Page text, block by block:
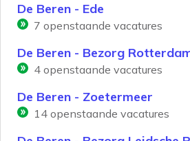
De Beren - Ede
7 openstaande vacatures
De Beren - Bezorg
4 openstaande vacatures
De Beren - Zoetermeer
14 openstaande vacatures